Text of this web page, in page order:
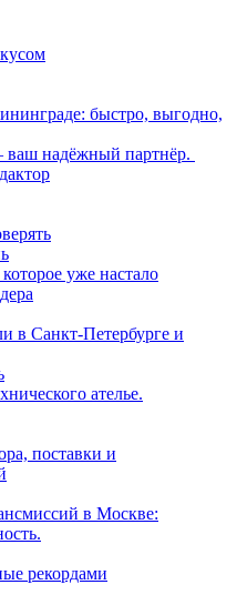
быстро, выгодно,
надёжный партнёр.
уже настало
в Санкт-Петербурге и
ателье.
поставки и
в Москве:
рекордами